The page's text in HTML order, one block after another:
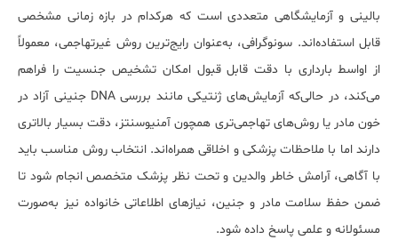
بالینی و آزمایشگاهی متعددی است که هرکدام در بازه زمانی مشخصی
قابل استفاده‌اند. سونوگرافی، به‌عنوان رایج‌ترین روش غیرتهاجمی، معمولاً
از اواسط بارداری با دقت قابل قبول امکان تشخیص جنسیت را فراهم
می‌کند، در حالی‌که آزمایش‌های ژنتیکی مانند بررسی DNA جنینی آزاد در
خون مادر یا روش‌های تهاجمی‌تری همچون آمنیوسنتز، دقت بسیار بالاتری
دارند اما با ملاحظات پزشکی و اخلاقی همراه‌اند. انتخاب روش مناسب باید
با آگاهی، آرامش خاطر والدین و تحت نظر پزشک متخصص انجام شود تا
ضمن حفظ سلامت مادر و جنین، نیازهای اطلاعاتی خانواده نیز به‌صورت
مسئولانه و علمی پاسخ داده شود.